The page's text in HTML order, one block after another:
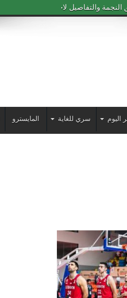
والتفاصيل لاحقاً
اليوم سري للغاية المايسترو